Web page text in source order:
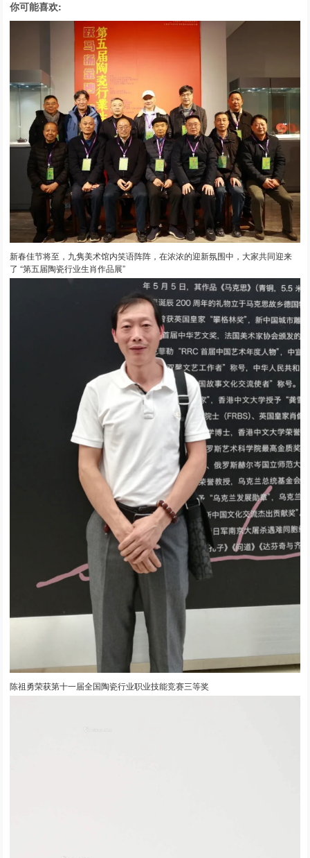
你可能喜欢:
新春佳节将至，九隽美术馆内笑语阵阵，在浓浓的迎新氛围中，大家共同迎来
了 “第五届陶瓷行业生肖作品展”
陈祖勇荣获第十一届全国陶瓷行业职业技能竞赛三等奖